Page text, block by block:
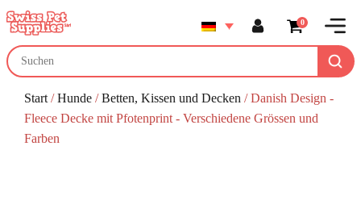
0
Start /Hunde /Betten, Kissen und Decken / Danish Design -
Fleece Decke mit Pfotenprint - Verschiedene Grössen und
Farben